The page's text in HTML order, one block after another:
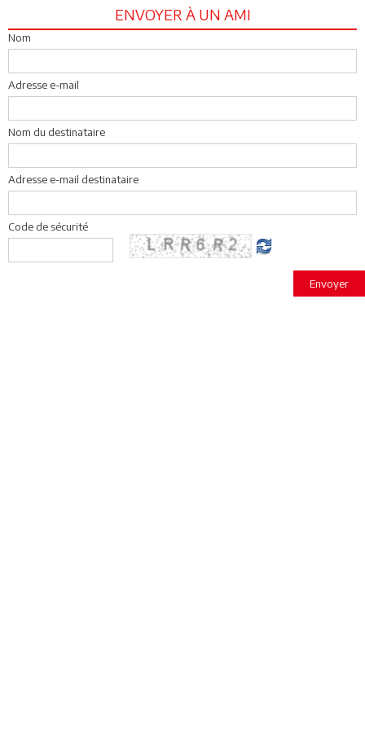
ENVOYER À UN AMI
Nom
Adresse e-mail
Nom du destinataire
Adresse e-mail destinataire
Code de sécurité
Envoyer